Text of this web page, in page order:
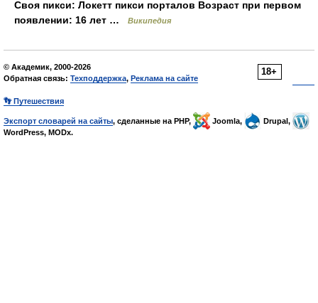
Своя пикси: Локетт пикси порталов Возраст при первом
появлении: 16 лет …
Википедия
18+
© Академик, 2000-2026
Обратная связь: Техподдержка, Реклама на сайте
👣 Путешествия
Экспорт словарей на сайты, сделанные на PHP, Joomla,
Drupal,
WordPress, MODx.